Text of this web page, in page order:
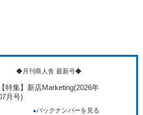
◆月刊商人舎 最新号◆
【特集】新店Marketing(2026年
月号)
バックナンバーを見る